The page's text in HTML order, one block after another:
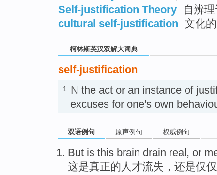
Self-justification Theory
自辨
cultural self-justification 文化
柯林斯英汉双解大词典
self-justification
1. N the act or an instance of
excuses for one's own
双语例句 原声例句 权威例句
But is this brain drain real, or
这是真正的 人才流失， 还是仅